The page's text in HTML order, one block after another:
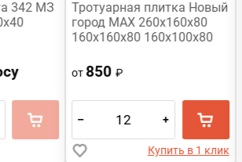
342 МЗ
Тротуарная плитка Новый
город MAX 260х160х80
160х160х80 160х100х80
от 850₽
– +
Купить в 1 клик